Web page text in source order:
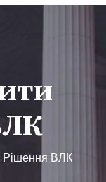
Рішення ВЛК